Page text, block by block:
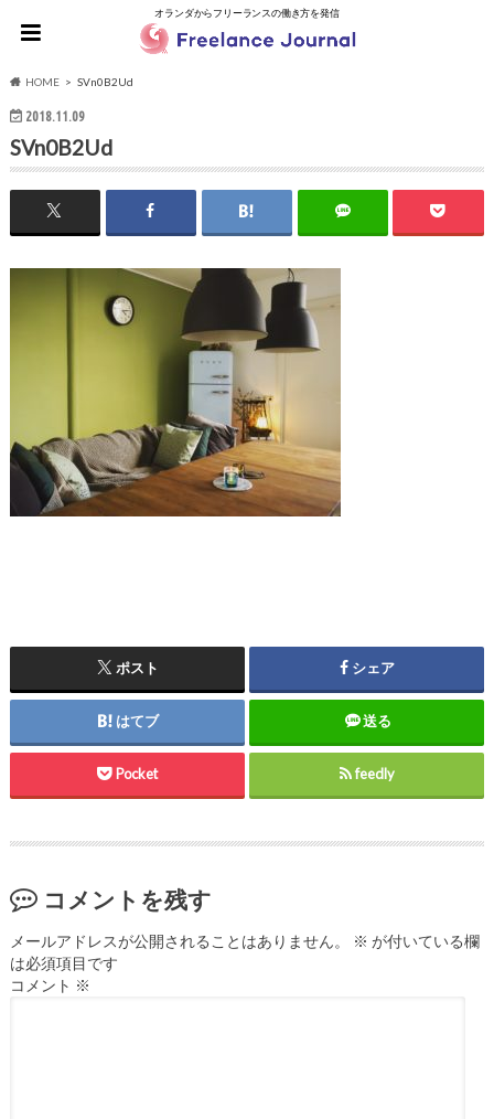
オランダからフリーランスの働き方を発信
HOME SVn0B2Ud
2018.11.09
SVn0B2Ud
ポスト シェア
はてブ 送る
Pocket feedly
コメントを残す
メールアドレスが公開されることはありません。 ※ が付いている欄
は必須項目です
コメント ※